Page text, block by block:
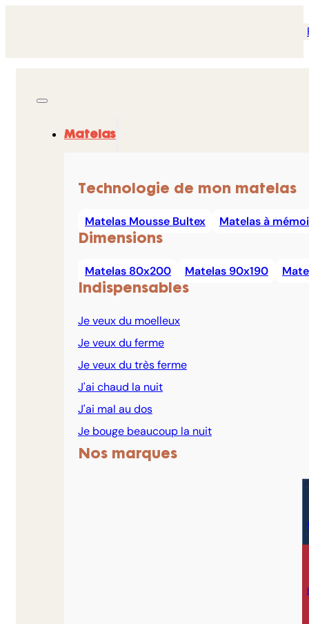
Matelas
Technologie de mon matelas
Matelas Mousse Bultex Matelas à
Dimensions
Matelas 80x200 Matelas 90x190
Indispensables
Je veux du moelleux
Je veux du ferme
Je veux du très ferme
J'ai chaud la nuit
J'ai mal au dos
Je bouge beaucoup la nuit
Nos marques